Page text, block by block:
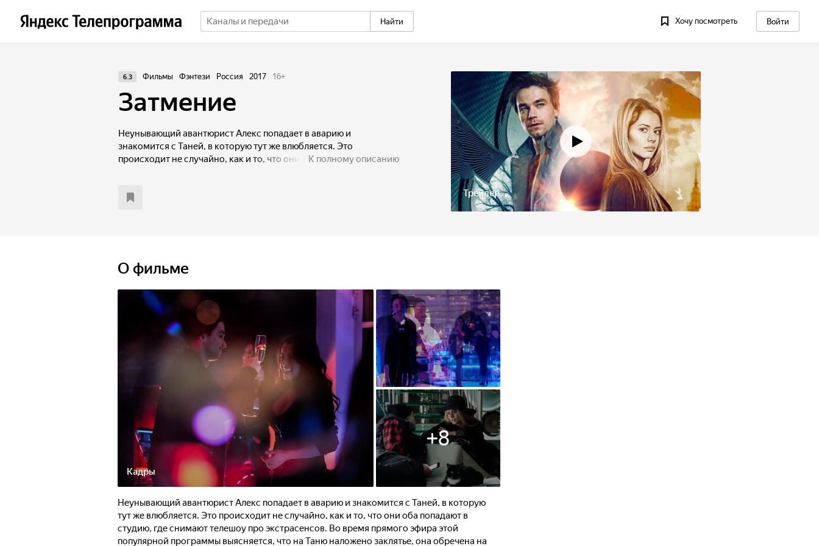
Найти Хочу посмотреть Войти
Трейлер
6.3 Фильмы Фэнтези Россия 2017 16+
Затмение
Неунывающий авантюрист Алекс попадает в аварию и
знакомится с Таней, в которую тут же влюбляется. Это
происходит не случайно, как и то, что они оба попадают в
Таню наложено заклятье, она обречена на одиночество и
себя, и это может стоить ему жизни.
К полному описанию
О фильме
Кадры
+8
Неунывающий авантюрист Алекс попадает в аварию и знакомится с Таней, в которую
тут же влюбляется. Это происходит не случайно, как и то, что они оба попадают в
студию, где снимают телешоу про экстрасенсов. Во время прямого эфира этой
популярной программы выясняется, что на Таню наложено заклятье, она обречена на